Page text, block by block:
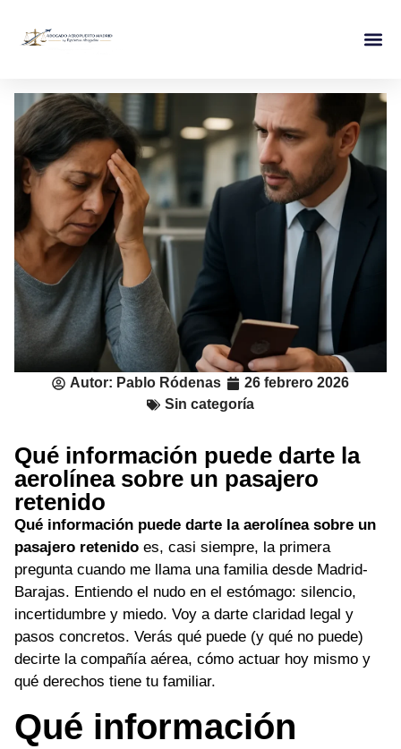
Autor: Pablo Ródenas
26 febrero 2026
Sin categoría
Qué información puede darte la
aerolínea sobre un pasajero
retenido
Qué información puede darte la aerolínea sobre un
pasajero retenido es, casi siempre, la primera
pregunta cuando me llama una familia desde Madrid-
Barajas. Entiendo el nudo en el estómago: silencio,
incertidumbre y miedo. Voy a darte claridad legal y
pasos concretos. Verás qué puede (y qué no puede)
decirte la compañía aérea, cómo actuar hoy mismo y
qué derechos tiene tu familiar.
Qué información